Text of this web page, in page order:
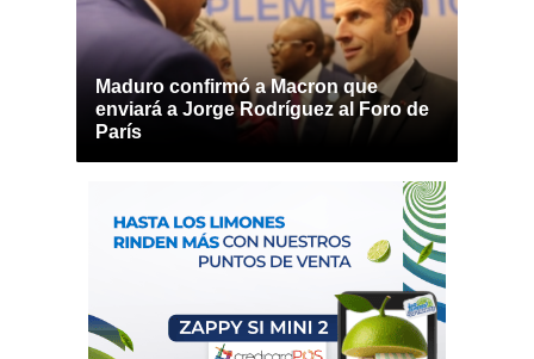
Maduro confirmó a Macron que
enviará a Jorge Rodríguez al Foro de
París